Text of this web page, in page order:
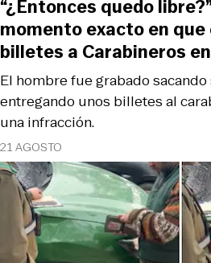
21 AGOSTO
El hombre fue grabado
entregando unos billetes al
una infracción.
“¿Entonces quedo
momento exacto en
billetes a Carabineros